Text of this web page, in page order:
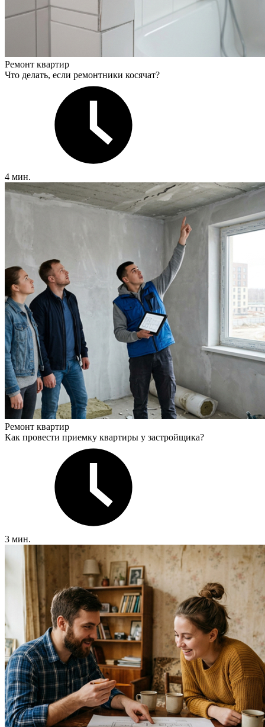
Ремонт квартир
Что делать, если ремонтники косячат?
4 мин.
Ремонт квартир
Как провести приемку квартиры у застройщика?
3 мин.